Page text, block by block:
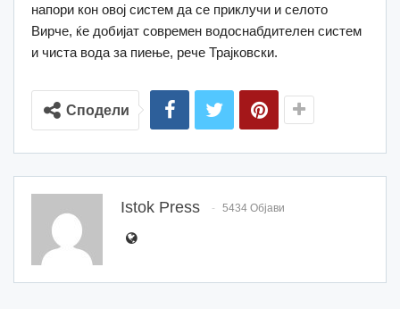
напори кон овој систем да се приклучи и селото
Вирче, ќе добијат современ водоснабдителен систем
и чиста вода за пиење, рече Трајковски.
Сподели
Istok Press 5434 Објави